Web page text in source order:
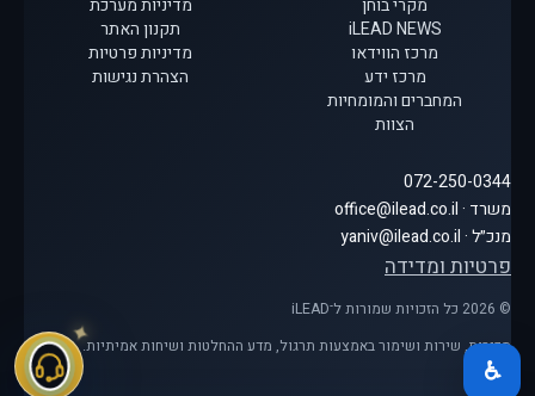
מקרי בוחן
iLEAD NEWS
מרכז הווידאו
מרכז ידע
המחברים והמומחיות
הצוות
מדיניות מערכת
תקנון האתר
מדיניות פרטיות
הצהרת נגישות
072-250-0344
משרד · office@ilead.co.il
מנכ״ל · yaniv@ilead.co.il
פרטיות ומדידה
© 2026 כל הזכויות שמורות ל־iLEAD
מכירות, שירות ושימור באמצעות תרגול, מדע ההחלטות ושיחות אמיתיות.
♿